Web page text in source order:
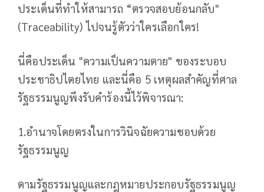
ประเด็นที่ทำให้สามารถ “ตรวจสอบย้อนกลับ"
(Traceability) ไปจนรู้ตัวว่าใครเลือกใคร!
นี่คือประเด็น "ความเป็นความตาย" ของระบอบ
ประชาธิปไตยไทย และนี่คือ 5 เหตุผลสำคัญที่ศาล
รัฐธรรมนูญพึงรับคำร้องนี้ไว้พิจารณา:
1.อำนาจโดยตรงในการวินิจฉัยความชอบด้วย
รัฐธรรมนูญ
ตามรัฐธรรมนูญและกฎหมายประกอบรัฐธรรมนูญ